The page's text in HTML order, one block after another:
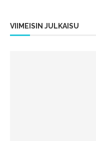
VIIMEISIN JULKAISU